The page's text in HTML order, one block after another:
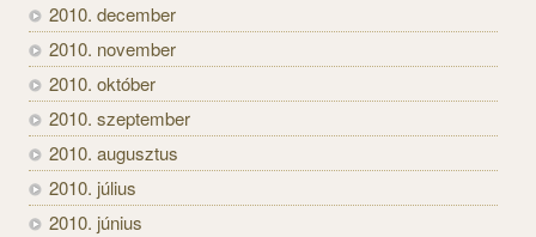
2010. december
2010. november
2010. október
2010. szeptember
2010. augusztus
2010. július
2010. június